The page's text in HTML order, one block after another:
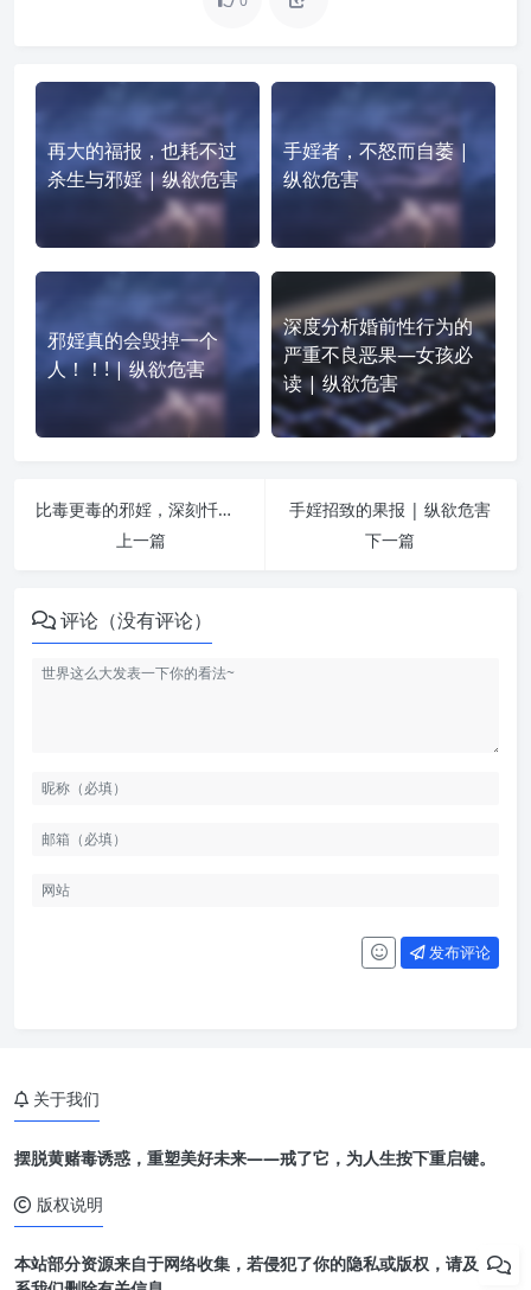
再大的福报，也耗不过
杀生与邪婬 | 纵欲危害
手婬者，不怒而自萎 |
纵欲危害
邪婬真的会毁掉一个
人！！! | 纵欲危害
深度分析婚前性行为的
严重不良恶果—女孩必
读 | 纵欲危害
比毒更毒的邪婬，深刻忏悔 | 纵欲危害
上一篇
手婬招致的果报 | 纵欲危害
下一篇
评论（没有评论）
发布评论
关于我们
摆脱黄赌毒诱惑，重塑美好未来——戒了它，为人生按下重启键。
版权说明
本站部分资源来自于网络收集，若侵犯了你的隐私或版权，请及时联